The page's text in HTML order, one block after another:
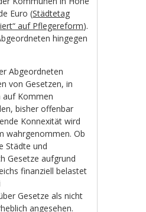
Euro (Städtetag
auf Pflegereform).
hingegen
Abgeordneten
von Gesetzen, in
auf Kommen
bisher offenbar
Konnexität wird
wahrgenommen. Ob
Städte und
Gesetze aufgrund
finanziell belastet
Gesetze als nicht
angesehen.